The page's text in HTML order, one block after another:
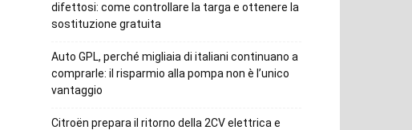
difettosi: come controllare la targa e ottenere la
sostituzione gratuita
Auto GPL, perché migliaia di italiani continuano a
comprarle: il risparmio alla pompa non è l’unico
vantaggio
Citroën prepara il ritorno della 2CV elettrica e